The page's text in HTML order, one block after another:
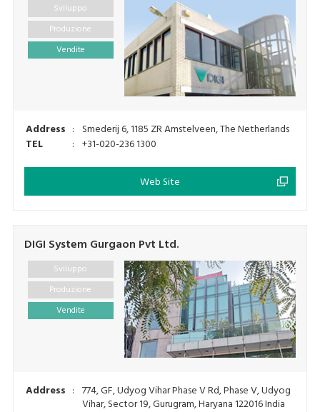
Sviluppo
Produzione
Vendite
Address : Smederij 6, 1185 ZR Amstelveen, The Netherlands
TEL
: +31-020-236 1300
Web Site
DIGI System Gurgaon Pvt Ltd.
Sviluppo
Produzione
Vendite
Address : 774, GF, Udyog Vihar Phase V Rd, Phase V, Udyog
Vihar, Sector 19, Gurugram, Haryana 122016 India